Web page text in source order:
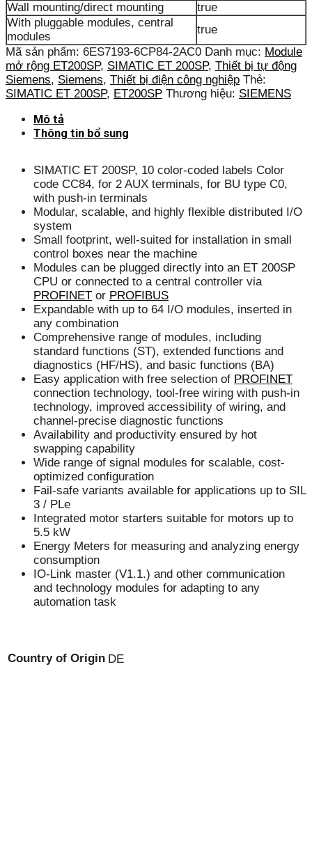
Wall mounting/direct mounting
true
With pluggable modules, central
modules
true
Mã sản phẩm: 6ES7193-6CP84-2AC0 Danh mục: Module
mở rộng ET200SP, SIMATIC ET 200SP, Thiết bị tự động
Siemens, Siemens, Thiết bị điện công nghiệp Thẻ:
SIMATIC ET 200SP, ET200SP Thương hiệu: SIEMENS
Mô tả
Thông tin bổ sung
SIMATIC ET 200SP, 10 color-coded labels Color
code CC84, for 2 AUX terminals, for BU type C0,
with push-in terminals
Modular, scalable, and highly flexible distributed I/O
system
Small footprint, well-suited for installation in small
control boxes near the machine
Modules can be plugged directly into an ET 200SP
CPU or connected to a central controller via
PROFINET or PROFIBUS
Expandable with up to 64 I/O modules, inserted in
any combination
Comprehensive range of modules, including
standard functions (ST), extended functions and
diagnostics (HF/HS), and basic functions (BA)
Easy application with free selection of PROFINET
connection technology, tool-free wiring with push-in
technology, improved accessibility of wiring, and
channel-precise diagnostic functions
Availability and productivity ensured by hot
swapping capability
Wide range of signal modules for scalable, cost-
optimized configuration
Fail-safe variants available for applications up to SIL
3 / PLe
Integrated motor starters suitable for motors up to
5.5 kW
Energy Meters for measuring and analyzing energy
consumption
IO-Link master (V1.1.) and other communication
and technology modules for adapting to any
automation task
Country of Origin DE